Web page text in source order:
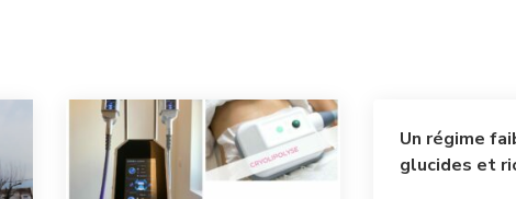
Un régime
glucides et